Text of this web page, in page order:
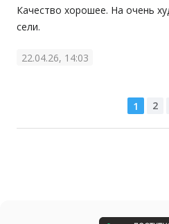
Качество хорошее. На очень
сели.
22.04.26, 14:03
1 2